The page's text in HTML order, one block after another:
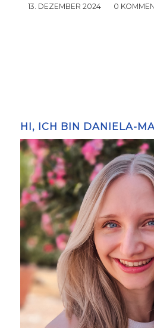
13. DEZEMBER 2024
/ 0 /
HI, ICH BIN DANIELA-